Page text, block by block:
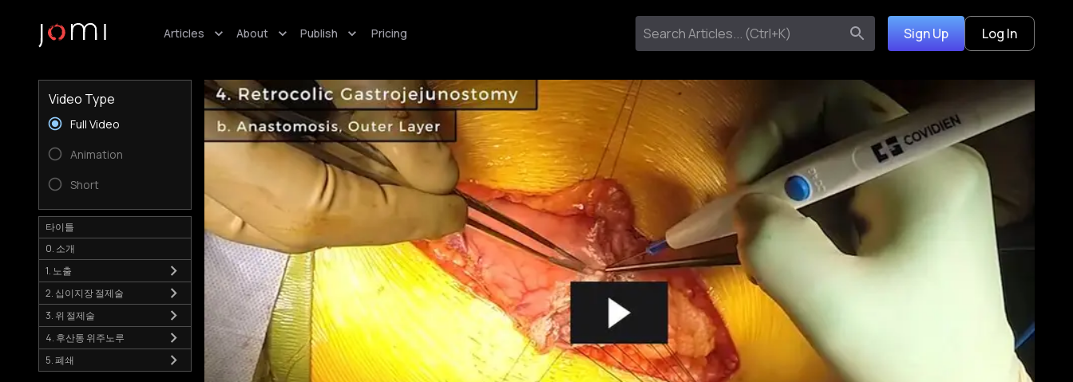
Articles About Publish Pricing Sign Up Log In
Video Type
Full Video
Animation
Short
타이틀
0. 소개
1. 노출
2. 십이지장 절제술
3. 위 절제술
4. 후산통 위주노루
5. 폐쇄